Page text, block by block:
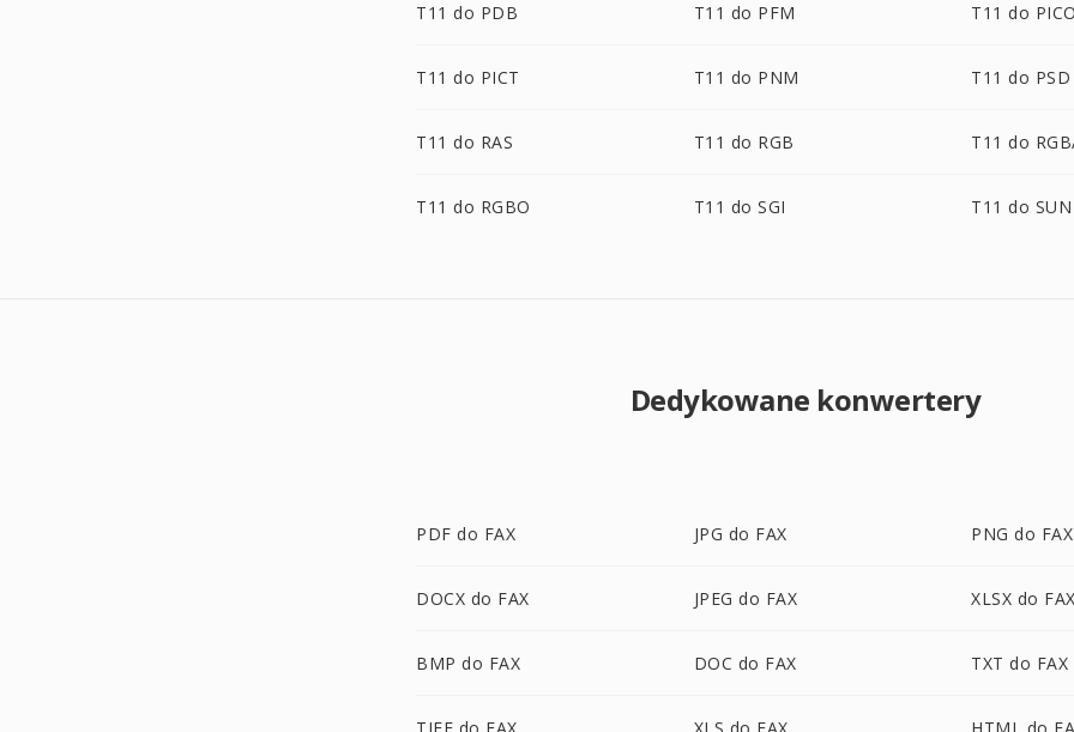
T11 do PDB T11 do PFM T11 do
T11 do PICT T11 do PNM T11 do PSD
T11 do RAS T11 do RGB T11 do
T11 do RGBO T11 do SGI T11 do SUN
Dedykowane konwertery
PDF do FAX JPG do FAX PNG do FAX
DOCX do FAX JPEG do FAX XLSX do
BMP do FAX DOC do FAX TXT do FAX